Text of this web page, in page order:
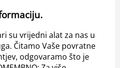
su vrijedni alat za nas u
Čitamo Vaše povratne
odgovaramo što je